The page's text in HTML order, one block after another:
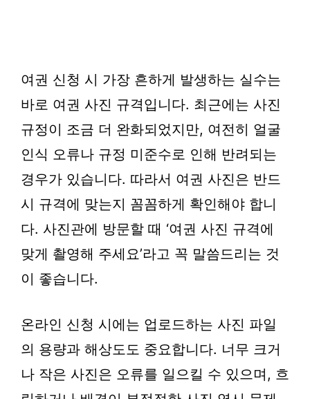
여권 신청 시 가장 흔하게 발생하는 실수는
바로 여권 사진 규격입니다. 최근에는 사진
규정이 조금 더 완화되었지만, 여전히 얼굴
인식 오류나 규정 미준수로 인해 반려되는
경우가 있습니다. 따라서 여권 사진은 반드
시 규격에 맞는지 꼼꼼하게 확인해야 합니
다. 사진관에 방문할 때 ‘여권 사진 규격에
맞게 촬영해 주세요’라고 꼭 말씀드리는 것
이 좋습니다.
온라인 신청 시에는 업로드하는 사진 파일
의 용량과 해상도도 중요합니다. 너무 크거
나 작은 사진은 오류를 일으킬 수 있으며, 흐